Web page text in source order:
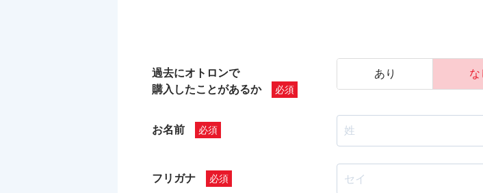
過去にオトロンで
購入したことがあるか
あり な
お名前
フリガナ